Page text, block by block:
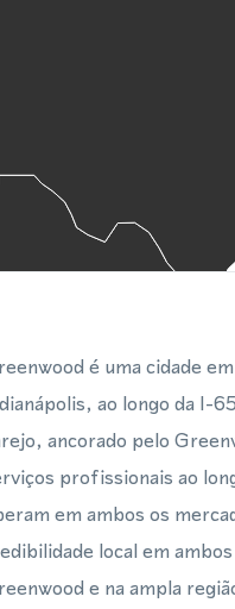
é uma cidade
ao longo da I-
ancorado pelo
profissionais ao
em ambos os
local em
e na ampla